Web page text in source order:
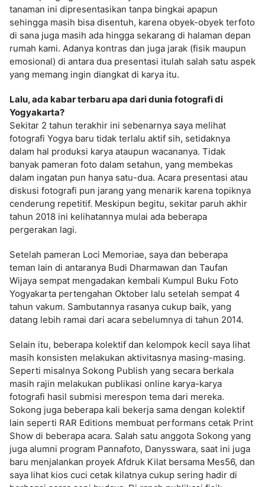
tanaman ini dipresentasikan tanpa bingkai apapun
sehingga masih bisa disentuh, karena obyek-obyek terfoto
di sana juga masih ada hingga sekarang di halaman depan
rumah kami. Adanya kontras dan juga jarak (fisik maupun
emosional) di antara dua presentasi itulah salah satu aspek
yang memang ingin diangkat di karya itu.
Lalu, ada kabar terbaru apa dari dunia fotografi di
Yogyakarta?
Sekitar 2 tahun terakhir ini sebenarnya saya melihat
fotografi Yogya baru tidak terlalu aktif sih, setidaknya
dalam hal produksi karya ataupun wacananya. Tidak
banyak pameran foto dalam setahun, yang membekas
dalam ingatan pun hanya satu-dua. Acara presentasi atau
diskusi fotografi pun jarang yang menarik karena topiknya
cenderung repetitif. Meskipun begitu, sekitar paruh akhir
tahun 2018 ini kelihatannya mulai ada beberapa
pergerakan lagi.
Setelah pameran Loci Memoriae, saya dan beberapa
teman lain di antaranya Budi Dharmawan dan Taufan
Wijaya sempat mengadakan kembali Kumpul Buku Foto
Yogyakarta pertengahan Oktober lalu setelah sempat 4
tahun vakum. Sambutannya rasanya cukup baik, yang
datang lebih ramai dari acara sebelumnya di tahun 2014.
Selain itu, beberapa kolektif dan kelompok kecil saya lihat
masih konsisten melakukan aktivitasnya masing-masing.
Seperti misalnya Sokong Publish yang secara berkala
masih rajin melakukan publikasi online karya-karya
fotografi hasil submisi merespon tema dari mereka.
Sokong juga beberapa kali bekerja sama dengan kolektif
lain seperti RAR Editions membuat performans cetak Print
Show di beberapa acara. Salah satu anggota Sokong yang
juga alumni program Pannafoto, Danysswara, saat ini juga
baru menjalankan proyek Afdruk Kilat bersama Mes56, dan
saya lihat kios cuci cetak kilatnya cukup sering hadir di